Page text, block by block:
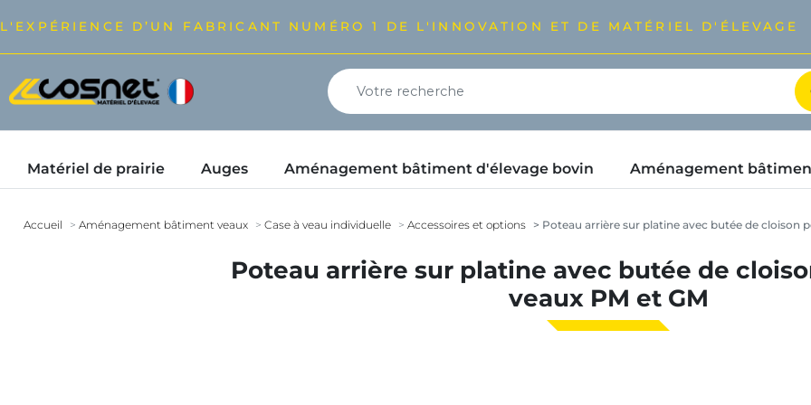
L'EXPÉRIENCE D’UN FABRICANT NUMÉRO 1 DE L'INNOVATION ET DE MATÉRIEL D'ÉLEVAGE
Matériel de prairie Auges Aménagement bâtiment d'élevage bovin Aménagement
Accueil Aménagement bâtiment veaux Case à veau individuelle Accessoires et options Poteau arrière sur platine avec butée de cloison
Poteau arrière sur platine avec butée de
veaux PM et GM